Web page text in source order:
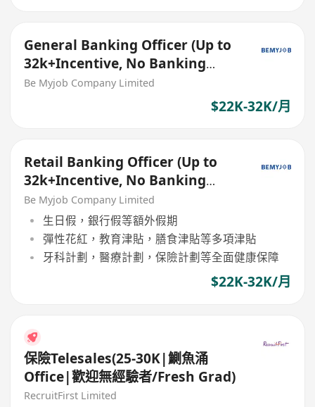
General Banking Officer (Up to
32k+Incentive, No Banking
Experience Welcome!)
Be Myjob Company Limited
$22K-32K/月
Retail Banking Officer (Up to
32k+Incentive, No Banking
Experience Welcome!)
Be Myjob Company Limited
生日假，銀行假等額外假期
彈性花紅，教育津貼，膳食津貼等多項津貼
牙科計劃，醫療計劃，保險計劃等全面健康保障
$22K-32K/月
保險Telesales(25-30K|鰂魚涌
Office|歡迎無經驗者/Fresh Grad)
RecruitFirst Limited